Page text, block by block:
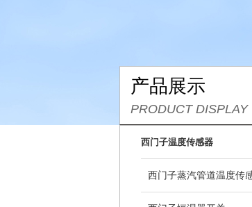
产品展示
PRODUCT DISPLAY
西门子温度传感器
西门子蒸汽管道温度传